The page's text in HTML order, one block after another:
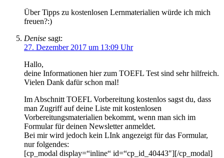
Über Tipps zu kostenlosen Lernmaterialien würde ich mich
freuen?:)
Denise sagt:
27. Dezember 2017 um 13:09 Uhr
Hallo,
deine Informationen hier zum TOEFL Test sind sehr hilfreich.
Vielen Dank dafür schon mal!
Im Abschnitt TOEFL Vorbereitung kostenlos sagst du, dass
man Zugriff auf deine Liste mit kostenlosen
Vorbereitungsmaterialien bekommt, wenn man sich im
Formular für deinen Newsletter anmeldet.
Bei mir wird jedoch kein LInk angezeigt für das Formular,
nur folgendes:
[cp_modal display=“inline“ id=“cp_id_40443″][/cp_modal]